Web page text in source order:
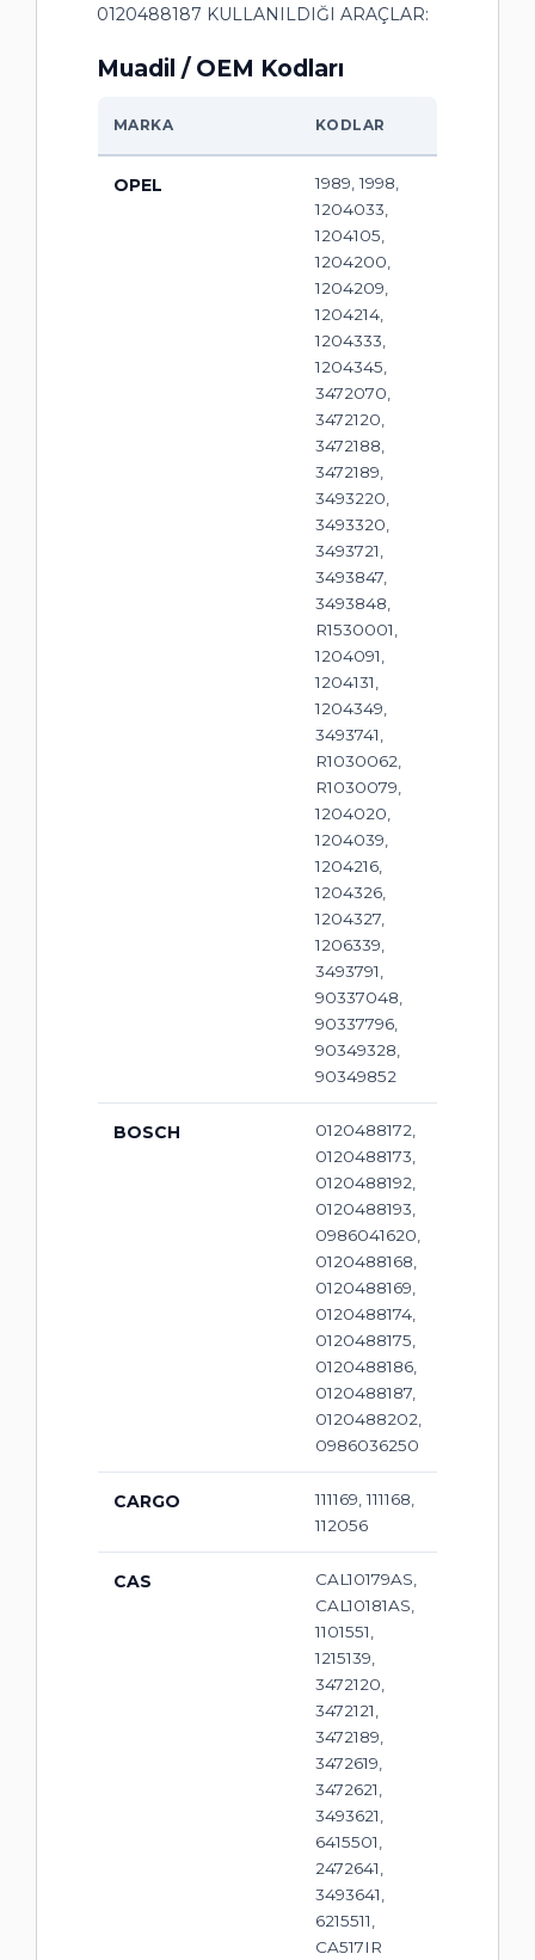
0120488187 KULLANILDIĞI ARAÇLAR:
Muadil / OEM Kodları
MARKA KODLAR
OPEL
1989, 1998,
1204033,
1204105,
1204200,
1204209,
1204214,
1204333,
1204345,
3472070,
3472120,
3472188,
3472189,
3493220,
3493320,
3493721,
3493847,
3493848,
R1530001,
1204091,
1204131,
1204349,
3493741,
R1030062,
R1030079,
1204020,
1204039,
1204216,
1204326,
1204327,
1206339,
3493791,
90337048,
90337796,
90349328,
90349852
BOSCH
0120488172,
0120488173,
0120488192,
0120488193,
0986041620,
0120488168,
0120488169,
0120488174,
0120488175,
0120488186,
0120488187,
0120488202,
0986036250
CARGO
111169, 111168,
112056
CAS
CAL10179AS,
CAL10181AS,
1101551,
1215139,
3472120,
3472121,
3472189,
3472619,
3472621,
3493621,
6415501,
2472641,
3493641,
6215511,
CA517IR